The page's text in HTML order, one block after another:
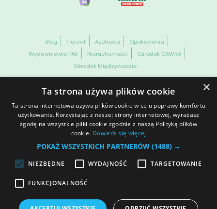
Blog Florovit Azofoska
Opakowania
Wydawnictwo PAX
Nieruchomości
Ośrodek GAWRA
Ośrodek Międzywodzie
WSZELKIE PRAWA ZASTRZEŻONE. GRUPA INCO S.A. INFORMACJE
W ROZUMIENIU OBOWIĄZUJĄCYCH PRZEPISÓW KODEKSU
CYWILNEGO CZY PRAWA HANDLOWEGO.
Dane spółki
Prawa autorskie
Informacja o plikach cookies
Ochrona danych osobowych
© 2025 | Polityka prywatności
Otwórz ustawienia cookies
Dołącz do nas
×
Ta strona używa plików cookie
Ta strona internetowa używa plików cookie w celu poprawy komfortu
użytkowania. Korzystając z naszej strony internetowej, wyrażasz
zgodę na wszystkie pliki cookie zgodnie z naszą Polityką plików
cookie. Dowiedz się więcej
POKAŻ WSZYSTKICH PARTNERÓW (1488) →
NIEZBĘDNE WYDAJNOŚĆ TARGETOWANIE
FUNKCJONALNOŚĆ